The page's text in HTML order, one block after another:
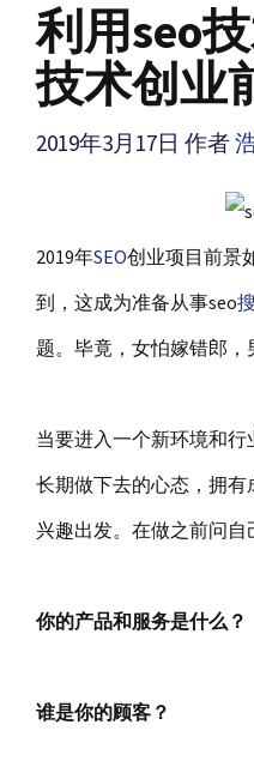
利用seo
技术创业
2019年3月17日 作者
2019年SEO创业项目前景
到，这成为准备从事seo
题。毕竟，女怕嫁错郎，
当要进入一个新环境和
长期做下去的心态，拥
兴趣出发。在做之前问自
你的产品和服务是什么？
谁是你的顾客？